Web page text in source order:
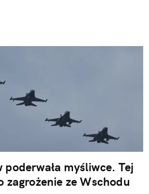
poderwała myśliwce. Tej
zagrożenie ze Wschodu